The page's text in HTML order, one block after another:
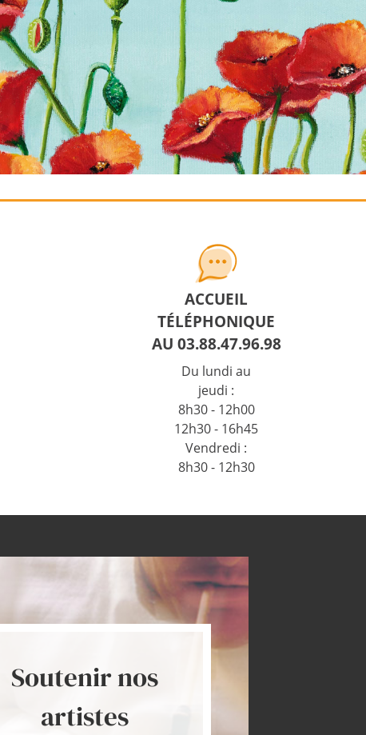
ACCUEIL
TÉLÉPHONIQUE
AU 03.88.47.96.98
Du lundi au
jeudi :
8h30 - 12h00
12h30 - 16h45
Vendredi :
8h30 - 12h30
Soutenir nos
artistes